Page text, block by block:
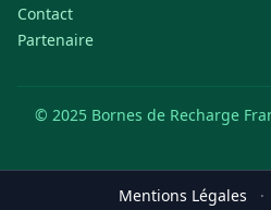
Contact
Partenaire
© 2025 Bornes de Recharge
Mentions Légales ·